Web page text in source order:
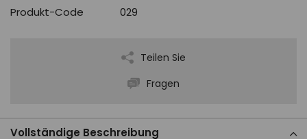
Produkt-Code
029
Teilen Sie
Fragen
Vollständige Beschreibung